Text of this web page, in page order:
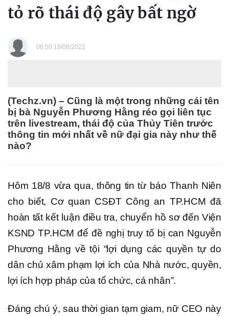
tỏ rõ thái độ gây bất ngờ
06:50 19/08/2022
(Techz.vn) – Cũng là một trong những cái tên
bị bà Nguyễn Phương Hằng réo gọi liên tục
trên livestream, thái độ của Thủy Tiên trước
thông tin mới nhất về nữ đại gia này như thế
nào?
Hôm 18/8 vừa qua, thông tin từ báo Thanh Niên
cho biết, Cơ quan CSĐT Công an TP.HCM đã
hoàn tất kết luận điều tra, chuyển hồ sơ đến Viện
KSND TP.HCM để đề nghị truy tố bị can Nguyễn
Phương Hằng về tội “lợi dụng các quyền tự do
dân chủ xâm phạm lợi ích của Nhà nước, quyền,
lợi ích hợp pháp của tổ chức, cá nhân”.
Đáng chú ý, sau thời gian tạm giam, nữ CEO này